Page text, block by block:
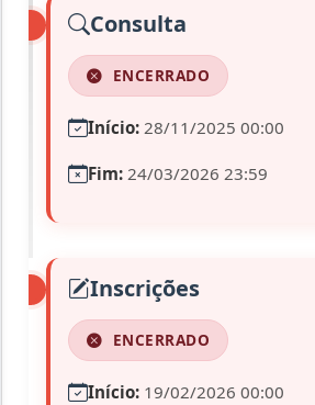
Consulta
ENCERRADO
Início: 28/11/2025 00:00
Fim: 24/03/2026 23:59
Inscrições
ENCERRADO
Início: 19/02/2026 00:00